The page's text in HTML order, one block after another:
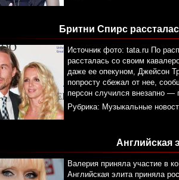
Бритни Спирс
Источник фото: tata.ru По
рассталась со своим
даже ее опекуном, Джейсон
попросту сбежал от нее,
персон случился внезапно —
Рубрика: Музыкальные
Английская
Валерия приняла участие в
Английская элита приняла